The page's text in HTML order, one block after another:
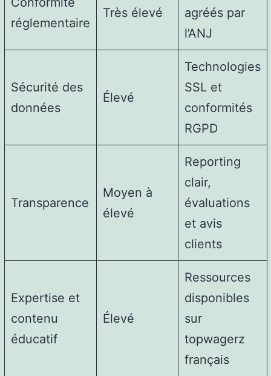
réglementaire
Très élevé
agréés par
l’ANJ
Sécurité des
données
Élevé
Technologies
SSL et
conformités
RGPD
Transparence
Moyen à
élevé
Reporting
clair,
évaluations
et avis
clients
Expertise et
contenu
éducatif
Élevé
Ressources
disponibles
sur
topwagerz
français